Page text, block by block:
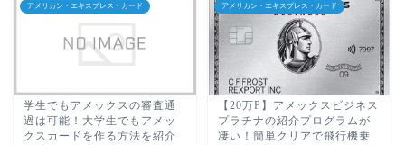
アメリカン・エキスプレス・カード
学生でもアメックスの審査通
過は可能！大学生でもアメッ
クスカードを作る方法を紹介
アメリカン・エキスプレス・カード
【20万P】アメックスビジネス
プラチナの紹介プログラムが
凄い！簡単クリアで飛行機乗